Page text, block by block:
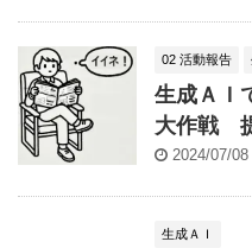
02 活動報告
生成ＡＩ
大作戦
2024/07/08
生成ＡＩ